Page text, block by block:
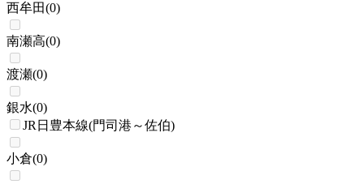
西牟田(0)
南瀬高(0)
渡瀬(0)
銀水(0)
JR日豊本線(門司港～佐伯)
小倉(0)